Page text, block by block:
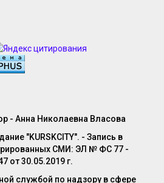
- Анна Николаевна Власова
"KURSKCITY". - Запись в
СМИ: ЭЛ № ФС 77 -
от 30.05.2019 г.
службой по надзору в сфере